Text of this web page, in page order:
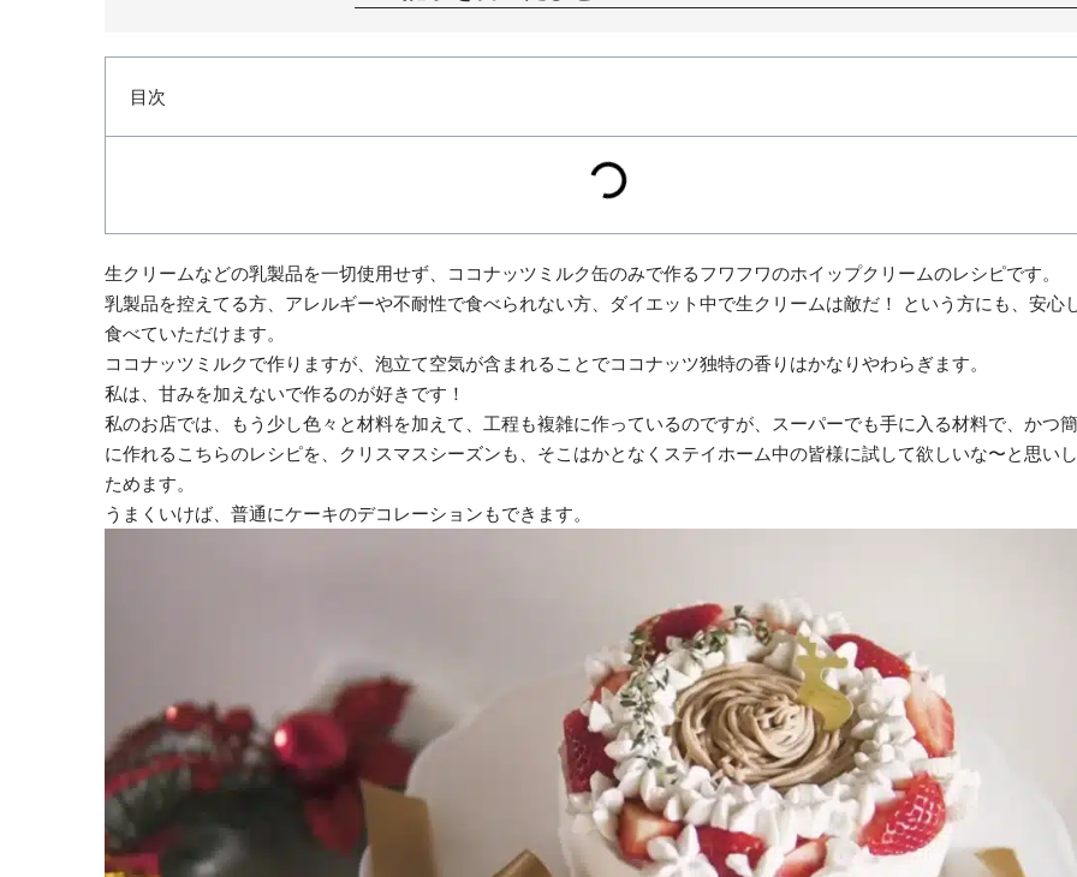
目次
生クリームなどの乳製品を一切使用せず、ココナッツミルク缶のみで作るフワフワのホイップクリームのレシピです。
乳製品を控えてる方、アレルギーや不耐性で食べられない方、ダイエット中で生クリームは敵だ！ という方にも、安心
食べていただけます。
ココナッツミルクで作りますが、泡立て空気が含まれることでココナッツ独特の香りはかなりやわらぎます。
私は、甘みを加えないで作るのが好きです！
私のお店では、もう少し色々と材料を加えて、工程も複雑に作っているのですが、スーパーでも手に入る材料で、かつ
に作れるこちらのレシピを、クリスマスシーズンも、そこはかとなくステイホーム中の皆様に試して欲しいな〜と思い
ためます。
うまくいけば、普通にケーキのデコレーションもできます。